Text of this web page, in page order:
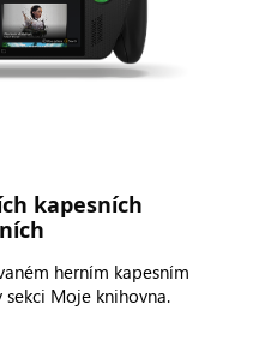
kapesních
herním kapesním
Moje knihovna.